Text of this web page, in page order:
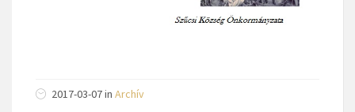
2017-03-07 in Archív